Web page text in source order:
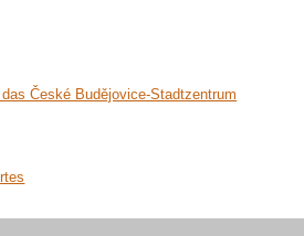
České Budějovice-Stadtzentrum